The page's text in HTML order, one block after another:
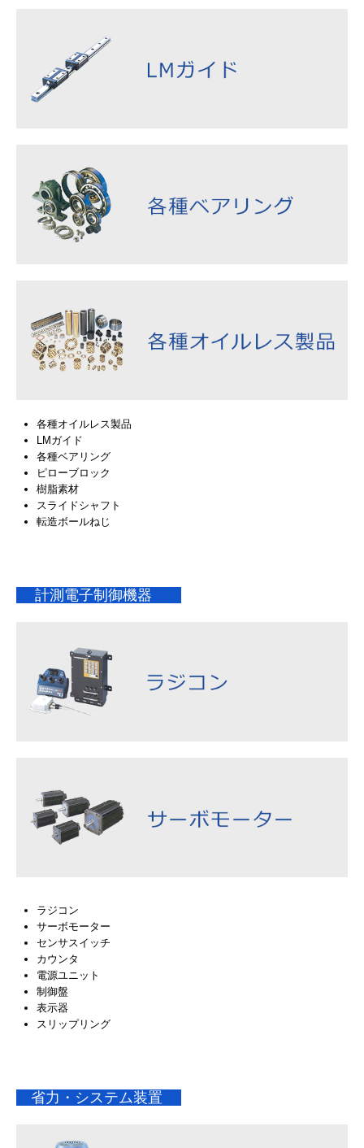
各種オイルレス製品
LMガイド
各種ベアリング
ピローブロック
樹脂素材
スライドシャフト
転造ボールねじ
計測電子制御機器
ラジコン
サーボモーター
センサスイッチ
カウンタ
電源ユニット
制御盤
表示器
スリップリング
省力・システム装置